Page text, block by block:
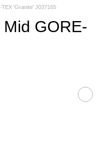
'Granite' J037165
GORE-